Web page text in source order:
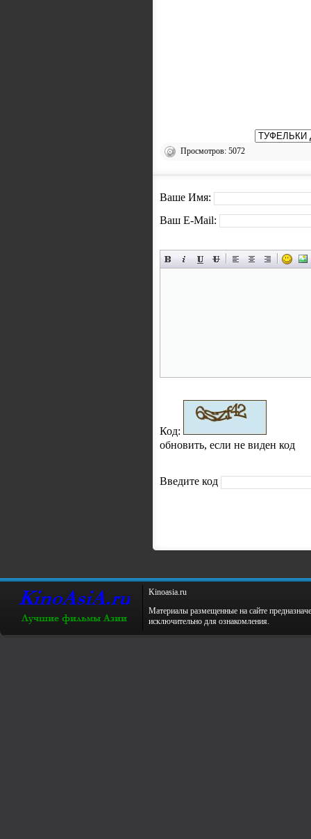
Просмотров: 5072
Ваше Имя:
Ваш E-Mail:
Код:
обновить, если не виден код
Введите код
Kinoаsiа.ru
Материалы размещенные на сайте
исключительно для ознакомления.